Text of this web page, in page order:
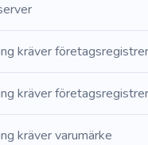
kräver
kräver
kräver varumärke